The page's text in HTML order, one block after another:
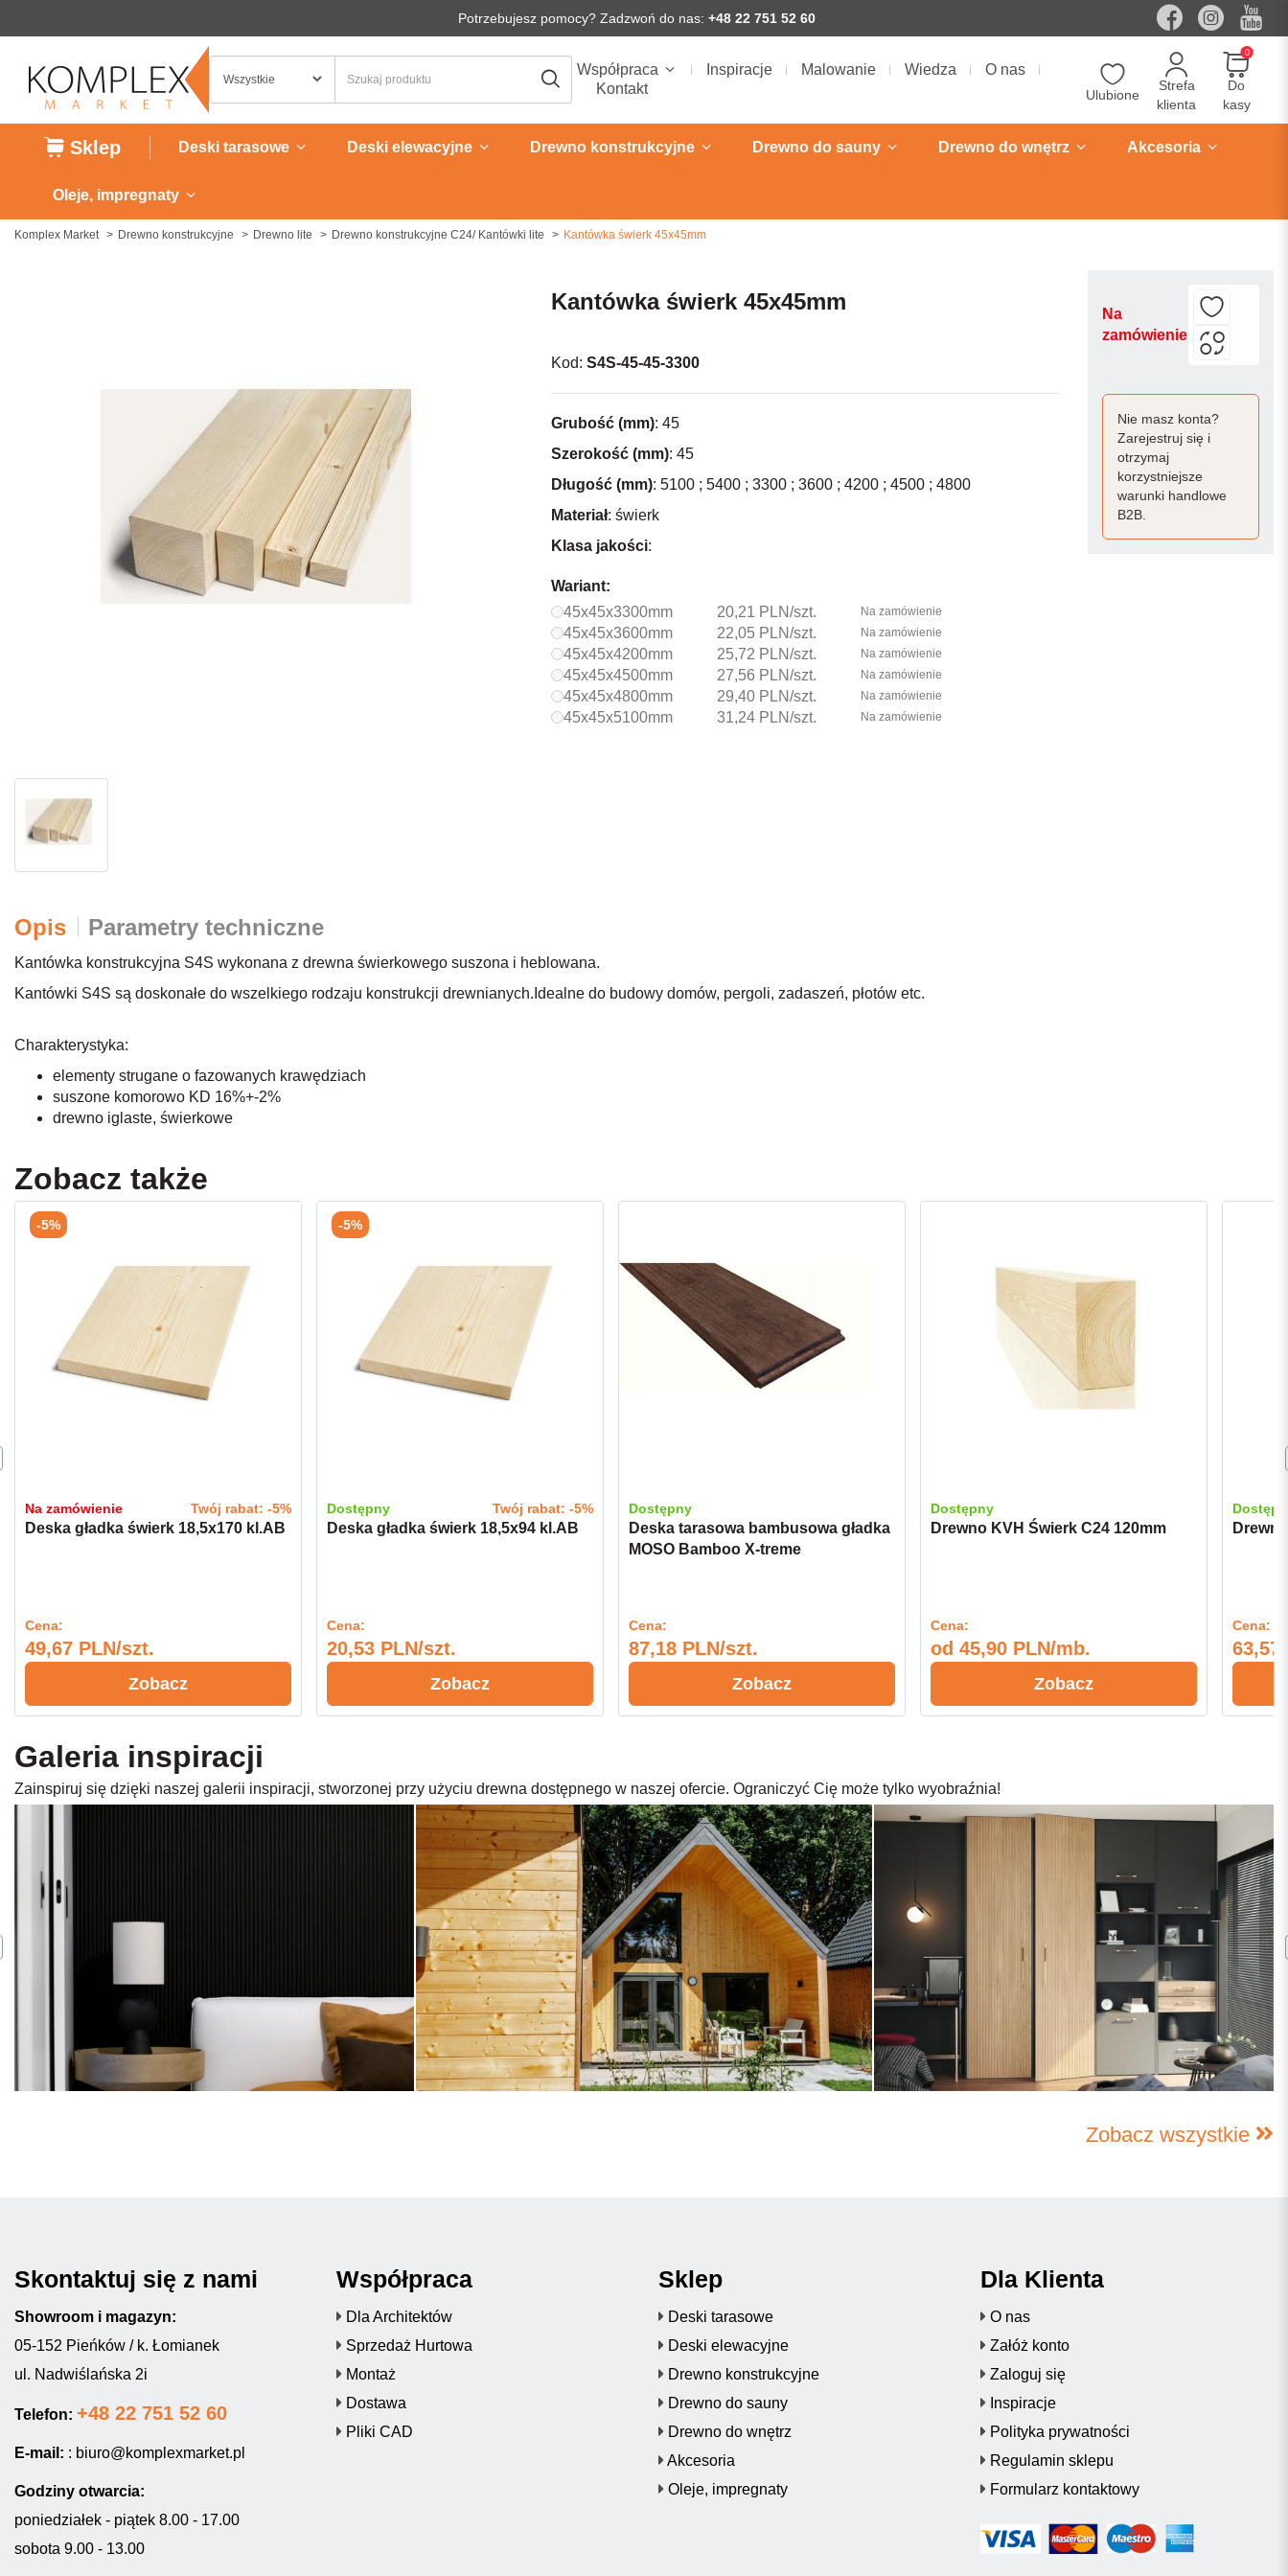
Potrzebujesz pomocy? Zadzwoń do nas: +48 22 751 52 60
Współpraca Inspiracje Malowanie Wiedza
O nas
Kontakt
Ulubione
Strefa
klienta
0
Do
kasy
Sklep Deski tarasowe Deski elewacyjne Drewno konstrukcyjne Drewno do sauny Drewno do wnętrz Akcesoria
Oleje, impregnaty
Komplex Market Drewno konstrukcyjne Drewno lite Drewno konstrukcyjne C24/ Kantówki lite Kantówka świerk 45x45mm
Kantówka świerk 45x45mm
Kod: S4S-45-45-3300
Grubość (mm): 45
Szerokość (mm): 45
Długość (mm): 5100 ; 5400 ; 3300 ; 3600 ; 4200 ; 4500 ; 4800
Materiał: świerk
Klasa jakości:
Wariant:
45x45x3300mm
20,21 PLN/szt. Na zamówienie
45x45x3600mm 22,05 PLN/szt. Na zamówienie
45x45x4200mm 25,72 PLN/szt. Na zamówienie
45x45x4500mm 27,56 PLN/szt. Na zamówienie
45x45x4800mm 29,40 PLN/szt. Na zamówienie
45x45x5100mm 31,24 PLN/szt. Na zamówienie
Na
zamówienie
Nie masz konta?
Zarejestruj się i
otrzymaj
korzystniejsze
warunki handlowe
B2B.
Opis Parametry techniczne
Kantówka konstrukcyjna S4S wykonana z drewna świerkowego suszona i heblowana.
Kantówki S4S są doskonałe do wszelkiego rodzaju konstrukcji drewnianych.Idealne do budowy domów, pergoli, zadaszeń, płotów etc.
Charakterystyka:
elementy strugane o fazowanych krawędziach
suszone komorowo KD 16%+-2%
drewno iglaste, świerkowe
Zobacz także
-5%
Na zamówienie Twój rabat: -5%
Deska gładka świerk 18,5x170 kl.AB
Cena:
49,67 PLN/szt.
Zobacz
-5%
Dostępny Twój rabat: -5%
Deska gładka świerk 18,5x94 kl.AB
Cena:
20,53 PLN/szt.
Zobacz
Dostępny
Deska tarasowa bambusowa gładka
MOSO Bamboo X-treme
Cena:
87,18 PLN/szt.
Zobacz
Dostępny
Drewno KVH Świerk C24 120mm
Cena:
od 45,90 PLN/mb.
Zobacz
Cena:
63,57
Galeria inspiracji
Zainspiruj się dzięki naszej galerii inspiracji, stworzonej przy użyciu drewna dostępnego w naszej ofercie. Ograniczyć Cię może tylko wyobraźnia!
Zobacz wszystkie
Skontaktuj się z nami
Showroom i magazyn:
05-152 Pieńków / k. Łomianek
ul. Nadwiślańska 2i
Telefon: +48 22 751 52 60
E-mail: : biuro@komplexmarket.pl
Godziny otwarcia:
poniedziałek - piątek 8.00 - 17.00
sobota 9.00 - 13.00
Współpraca
Dla Architektów
Sprzedaż Hurtowa
Montaż
Dostawa
Pliki CAD
Sklep
Deski tarasowe
Deski elewacyjne
Drewno konstrukcyjne
Drewno do sauny
Drewno do wnętrz
Akcesoria
Oleje, impregnaty
Dla Klienta
O nas
Załóż konto
Zaloguj się
Inspiracje
Polityka prywatności
Regulamin sklepu
Formularz kontaktowy